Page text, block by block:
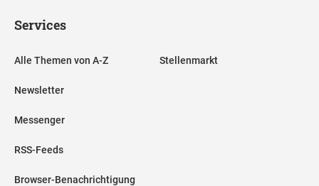
Services
Alle Themen von A-Z
Newsletter
Messenger
RSS-Feeds
Browser-Benachrichtigung
Stellenmarkt